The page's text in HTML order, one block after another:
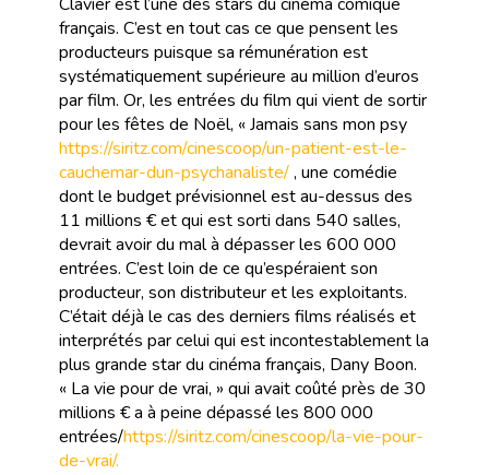
Clavier est l’une des stars du cinéma comique
français. C’est en tout cas ce que pensent les
producteurs puisque sa rémunération est
systématiquement supérieure au million d’euros
par film. Or, les entrées du film qui vient de sortir
pour les fêtes de Noël, « Jamais sans mon psy
https://siritz.com/cinescoop/un-patient-est-le-
cauchemar-dun-psychanaliste/, une comédie
dont le budget prévisionnel est au-dessus des
11 millions € et qui est sorti dans 540 salles,
devrait avoir du mal à dépasser les 600 000
entrées. C’est loin de ce qu’espéraient son
producteur, son distributeur et les exploitants.
C’était déjà le cas des derniers films réalisés et
interprétés par celui qui est incontestablement la
plus grande star du cinéma français, Dany Boon.
« La vie pour de vrai, » qui avait coûté près de 30
millions € a à peine dépassé les 800 000
entrées/https://siritz.com/cinescoop/la-vie-pour-
de-vrai/.